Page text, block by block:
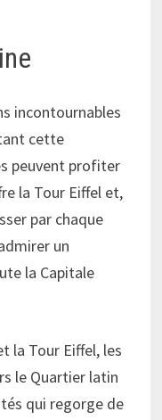
incontournables
cette
peuvent profiter
la Tour Eiffel et,
par chaque
un
la Capitale
la Tour Eiffel, les
le Quartier latin
qui regorge de